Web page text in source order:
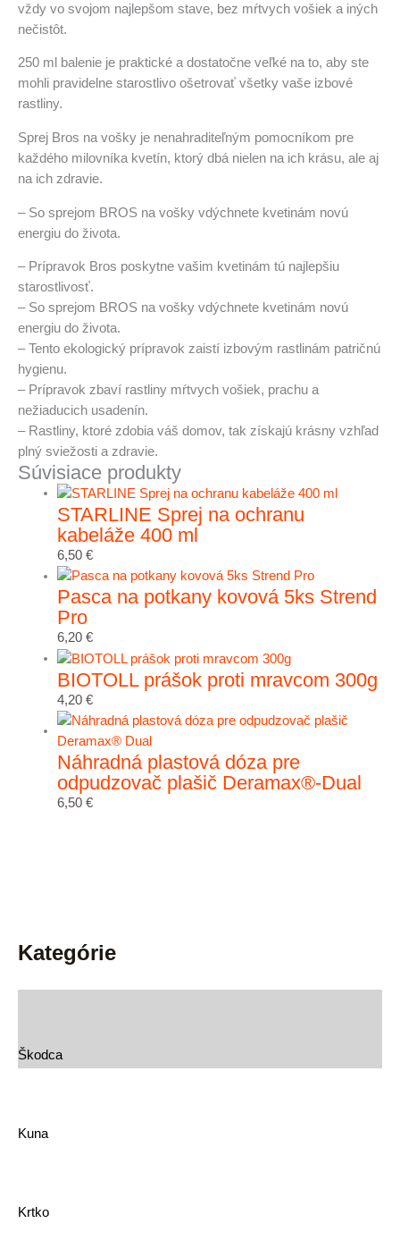
Kategórie
Škodca
Kuna
Krtko
vždy vo svojom najlepšom stave, bez mŕtvych vošiek a iných
nečistôt.
250 ml balenie je praktické a dostatočne veľké na to, aby ste
mohli pravidelne starostlivo ošetrovať všetky vaše izbové
rastliny.
Sprej Bros na vošky je nenahraditeľným pomocníkom pre
každého milovníka kvetín, ktorý dbá nielen na ich krásu, ale aj
na ich zdravie.
– So sprejom BROS na vošky vdýchnete kvetinám novú
energiu do života.
– Prípravok Bros poskytne vašim kvetinám tú najlepšiu
starostlivosť.
– So sprejom BROS na vošky vdýchnete kvetinám novú
energiu do života.
– Tento ekologický prípravok zaistí izbovým rastlinám patričnú
hygienu.
– Prípravok zbaví rastliny mŕtvych vošiek, prachu a
nežiaducich usadenín.
– Rastliny, ktoré zdobia váš domov, tak získajú krásny vzhľad
plný sviežosti a zdravie.
Súvisiace produkty
STARLINE Sprej na ochranu
kabeláže 400 ml
6,50 €
Pasca na potkany kovová 5ks Strend
Pro
6,20 €
BIOTOLL prášok proti mravcom 300g
4,20 €
Náhradná plastová dóza pre
odpudzovač plašič Deramax®-Dual
6,50 €